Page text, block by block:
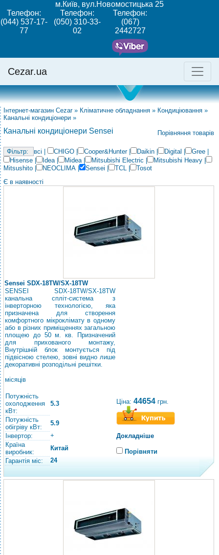
м.Київ, вул.Новомостицька 25
Телефон:
(044) 537-17-
77
Телефон:
(050) 310-33-
02
Телефон:
(067)
2442727
Cezar.ua
Інтернет-магазин Cezar » Кліматичне обладнання » Кондиціювання »
Канальні кондиціонери »
Канальні кондиціонери Sensei Порівняння товарів
всі CHIGO Cooper&Hunter| Daikin Digital Gree
Hisense
Idea| Midea| Mitsubishi Electric Mitsubishi Heavy
Mitsushito
NEOCLIMA Sensei TCL
Tosot
Є в наявності
Sensei SDХ-18TW/SХ-18TW
SENSEI SDХ-18TW/SХ-18TW
канальна спліт-система з
інверторною технологією, яка
призначена для створення
комфортного мікроклімату в одному
або в різних приміщеннях загальною
площею до 50 м. кв. Призначений
для прихованого монтажу,
Внутрішній блок монтується під
підвісною стелею, зовні видно лише
декоративні розподільні решітки.
місяців
Потужність
охолодження
кВт:
5.3
Потужність
обігріву кВт:
5.9
Інвертор:
+
Країна
виробник:
Китай
Гарантія міс:
24
Ціна: 44654 грн.
Докладніше
Порівняти